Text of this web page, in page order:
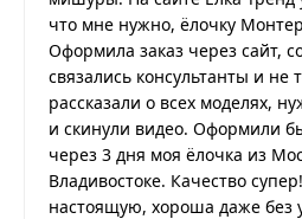
что мне нужно, ёлочку
Оформила заказ через сайт,
связались консультанты и не
рассказали о всех моделях,
и скинули видео. Оформили
через 3 дня моя ёлочка из
Владивостоке. Качество
настоящую, хороша даже без